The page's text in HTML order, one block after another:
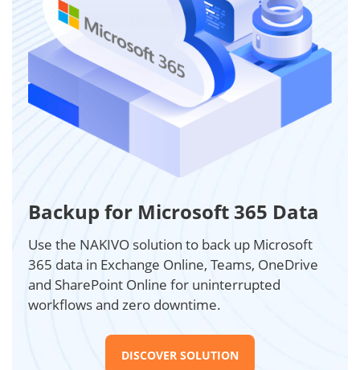
Backup for Microsoft 365 Data
Use the NAKIVO solution to back up Microsoft
365 data in Exchange Online, Teams, OneDrive
and SharePoint Online for uninterrupted
workflows and zero downtime.
DISCOVER SOLUTION